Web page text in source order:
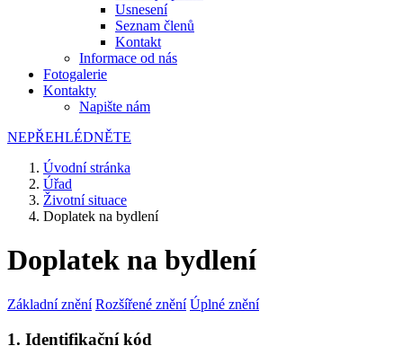
Usnesení
Seznam členů
Kontakt
Informace od nás
Fotogalerie
Kontakty
Napište nám
NEPŘEHLÉDNĚTE
Úvodní stránka
Úřad
Životní situace
Doplatek na bydlení
Doplatek na bydlení
Základní znění Rozšířené znění Úplné znění
1. Identifikační kód